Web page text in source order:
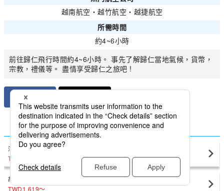
越南航空 ・ 越竹航空 ・ 越捷航空
所需時間
約4~6小時
前往歸仁飛行時間約4~6小時。 事先了解歸仁當地氣候，貨幣，
宗教，禮儀等。 盡情享受歸仁之旅吧 !
比較國內越南最低價格歸仁
河內 歸仁(UIH)
TWD2,665
胡志明
TWD1,619〜